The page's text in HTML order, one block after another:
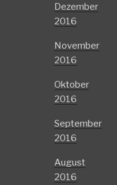
Dezember
2016
November
2016
Oktober
2016
September
2016
August
2016